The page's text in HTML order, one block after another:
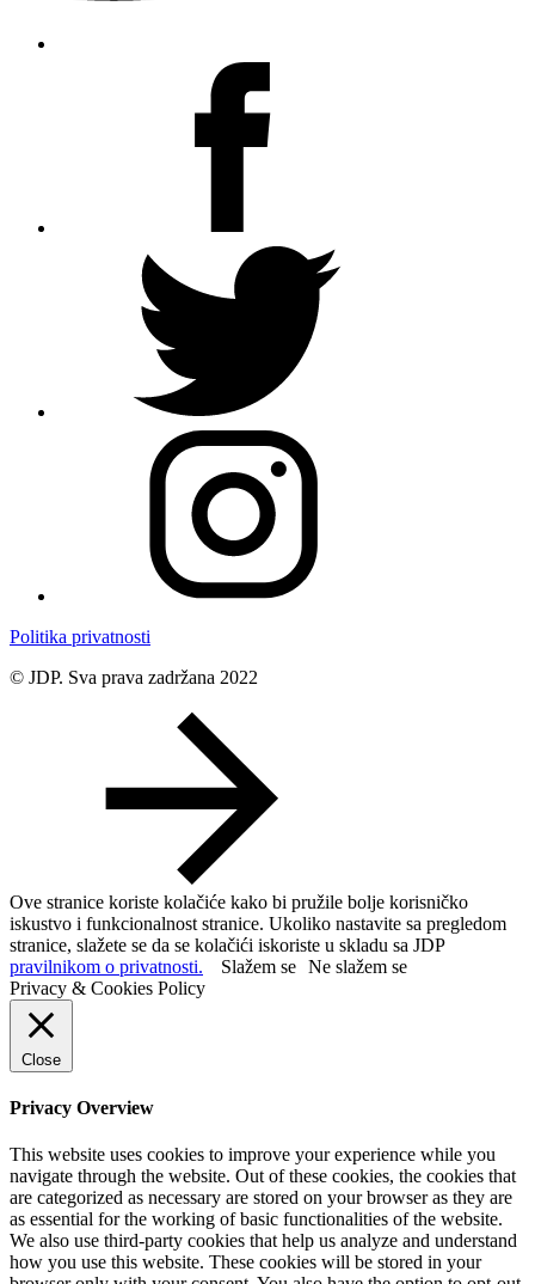
Politika privatnosti
© JDP. Sva prava zadržana 2022
Ove stranice koriste kolačiće kako bi pružile bolje korisničko
iskustvo i funkcionalnost stranice. Ukoliko nastavite sa pregledom
stranice, slažete se da se kolačići iskoriste u skladu sa JDP
pravilnikom o privatnosti.
Slažem se Ne slažem se
Privacy & Cookies Policy
Close
Privacy Overview
This website uses cookies to improve your experience while you
navigate through the website. Out of these cookies, the cookies that
are categorized as necessary are stored on your browser as they are
as essential for the working of basic functionalities of the website.
We also use third-party cookies that help us analyze and understand
how you use this website. These cookies will be stored in your